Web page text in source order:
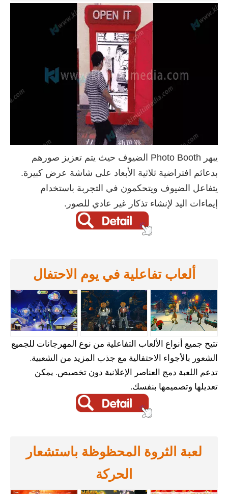
يبهر Photo Booth الضيوف حيث يتم تعزيز صورهم
بدعائم افتراضية ثلاثية الأبعاد على شاشة عرض كبيرة.
يتفاعل الضيوف ويتحكمون في التجربة باستخدام
إيماءات اليد لإنشاء تذكار غير عادي للصور.
ألعاب تفاعلية في يوم الاحتفال
تتيح جميع أنواع الألعاب التفاعلية من نوع المهرجانات للجميع
الشعور بالأجواء الاحتفالية مع جذب المزيد من الشعبية.
تدعم اللعبة دمج العناصر الإعلانية دون تخصيص. يمكن
تعديلها وتصميمها بنفسك.
لعبة الثروة المحظوظة باستشعار
الحركة